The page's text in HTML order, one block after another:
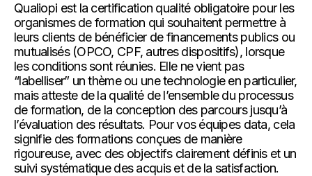
Qualiopi est la certification qualité obligatoire pour les
organismes de formation qui souhaitent permettre à
leurs clients de bénéficier de financements publics ou
mutualisés (OPCO, CPF, autres dispositifs), lorsque
les conditions sont réunies. Elle ne vient pas
“labelliser” un thème ou une technologie en particulier,
mais atteste de la qualité de l’ensemble du processus
de formation, de la conception des parcours jusqu’à
l’évaluation des résultats. Pour vos équipes data, cela
signifie des formations conçues de manière
rigoureuse, avec des objectifs clairement définis et un
suivi systématique des acquis et de la satisfaction.